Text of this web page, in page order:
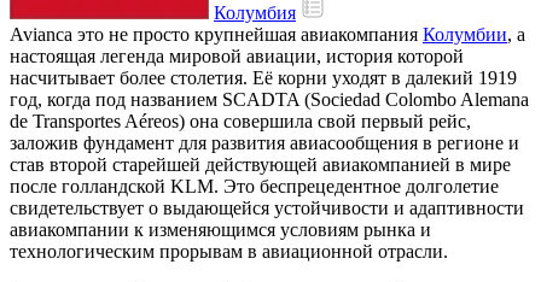
Колумбия
Avianca это не просто крупнейшая авиакомпания Колумбии, а
настоящая легенда мировой авиации, история которой
насчитывает более столетия. Её корни уходят в далекий 1919
год, когда под названием SCADTA (Sociedad Colombo Alemana
de Transportes Aéreos) она совершила свой первый рейс,
заложив фундамент для развития авиасообщения в регионе и
став второй старейшей действующей авиакомпанией в мире
после голландской KLM. Это беспрецедентное долголетие
свидетельствует о выдающейся устойчивости и адаптивности
авиакомпании к изменяющимся условиям рынка и
технологическим прорывам в авиационной отрасли.